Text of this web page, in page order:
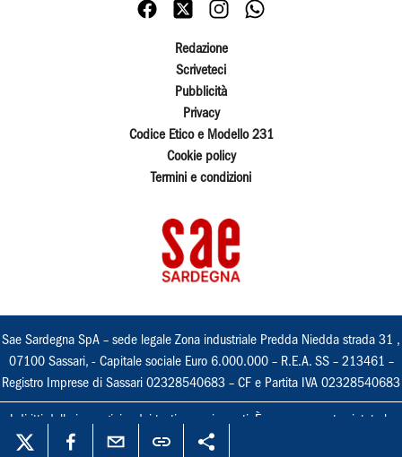
Redazione
Scriveteci
Pubblicità
Privacy
Codice Etico e Modello 231
Cookie policy
Termini e condizioni
Sae Sardegna SpA – sede legale Zona industriale Predda Niedda strada 31 ,
07100 Sassari, - Capitale sociale Euro 6.000.000 – R.E.A. SS – 213461 –
Registro Imprese di Sassari 02328540683 – CF e Partita IVA 02328540683
I diritti delle immagini e dei testi sono riservati. È espressamente vietata la
loro riproduzione con qualsiasi mezzo e l'adattamento totale o parziale.